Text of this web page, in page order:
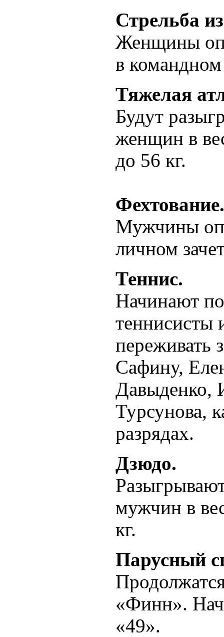
Стрельба
Женщины
в командном
Тяжелая
Будут
женщин в
до 56 кг.
Фехтование.
Мужчины
личном
Теннис.
Начинают
теннисисты
переживать
Сафину,
Давыденко,
Турсунова,
разрядах.
Дзюдо.
мужчин в
кг.
Парусный
«Финн».
«49».